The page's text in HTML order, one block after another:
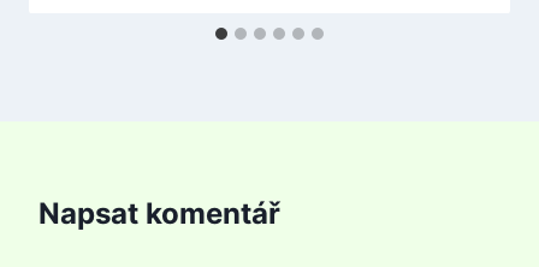
Napsat komentář